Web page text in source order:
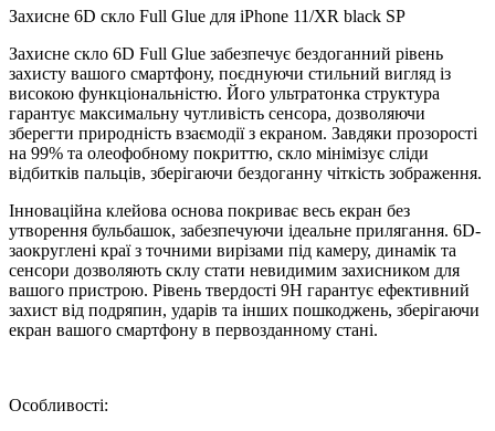
Захисне 6D скло Full Glue для iPhone 11/XR black SP
Захисне скло 6D Full Glue забезпечує бездоганний рівень
захисту вашого смартфону, поєднуючи стильний вигляд із
високою функціональністю. Його ультратонка структура
гарантує максимальну чутливість сенсора, дозволяючи
зберегти природність взаємодії з екраном. Завдяки прозорості
на 99% та олеофобному покриттю, скло мінімізує сліди
відбитків пальців, зберігаючи бездоганну чіткість зображення.
Інноваційна клейова основа покриває весь екран без
утворення бульбашок, забезпечуючи ідеальне прилягання. 6D-
заокруглені краї з точними вирізами під камеру, динамік та
сенсори дозволяють склу стати невидимим захисником для
вашого пристрою. Рівень твердості 9H гарантує ефективний
захист від подряпин, ударів та інших пошкоджень, зберігаючи
екран вашого смартфону в первозданному стані.
Особливості: